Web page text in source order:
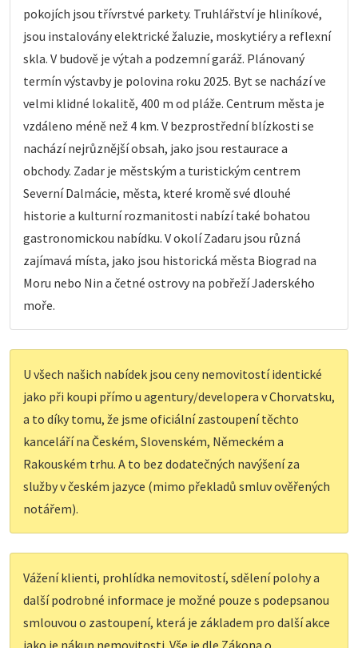
pokojích jsou třívrstvé parkety. Truhlářství je hliníkové,
jsou instalovány elektrické žaluzie, moskytiéry a reflexní
skla. V budově je výtah a podzemní garáž. Plánovaný
termín výstavby je polovina roku 2025. Byt se nachází ve
velmi klidné lokalitě, 400 m od pláže. Centrum města je
vzdáleno méně než 4 km. V bezprostřední blízkosti se
nachází nejrůznější obsah, jako jsou restaurace a
obchody. Zadar je městským a turistickým centrem
Severní Dalmácie, města, které kromě své dlouhé
historie a kulturní rozmanitosti nabízí také bohatou
gastronomickou nabídku. V okolí Zadaru jsou různá
zajímavá místa, jako jsou historická města Biograd na
Moru nebo Nin a četné ostrovy na pobřeží Jaderského
moře.
U všech našich nabídek jsou ceny nemovitostí identické
jako při koupi přímo u agentury/developera v Chorvatsku,
a to díky tomu, že jsme oficiální zastoupení těchto
kanceláří na Českém, Slovenském, Německém a
Rakouském trhu. A to bez dodatečných navýšení za
služby v českém jazyce (mimo překladů smluv ověřených
notářem).
Vážení klienti, prohlídka nemovitostí, sdělení polohy a
další podrobné informace je možné pouze s podepsanou
smlouvou o zastoupení, která je základem pro další akce
jako je nákup nemovitosti. Vše je dle Zákona o